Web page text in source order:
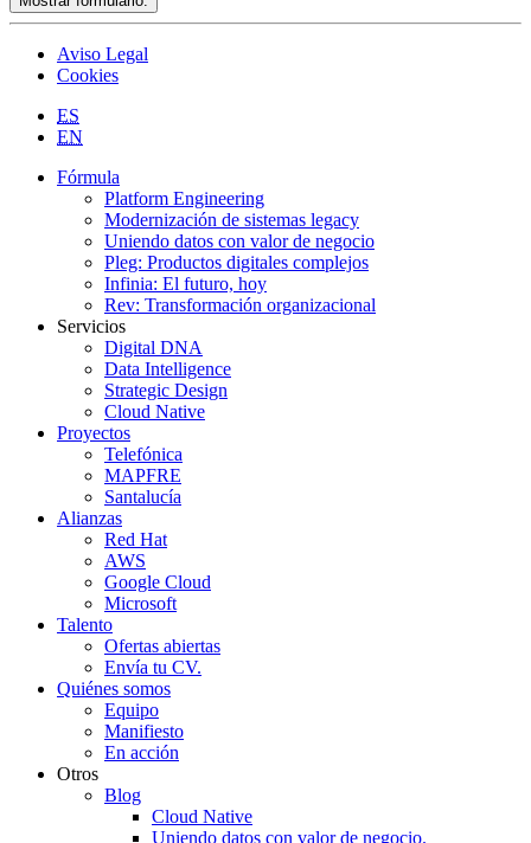
Aviso Legal
Cookies
ES
EN
Fórmula
Platform Engineering
Modernización de sistemas legacy
Uniendo datos con valor de negocio
Pleg: Productos digitales complejos
Infinia: El futuro, hoy
Rev: Transformación organizacional
Servicios
Digital DNA
Data Intelligence
Strategic Design
Cloud Native
Proyectos
Telefónica
MAPFRE
Santalucía
Alianzas
Red Hat
AWS
Google Cloud
Microsoft
Talento
Ofertas abiertas
Envía tu CV.
Quiénes somos
Equipo
Manifiesto
En acción
Otros
Blog
Cloud Native
Uniendo datos con valor de negocio.